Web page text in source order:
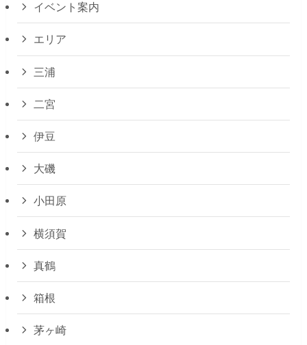
イベント案内
エリア
三浦
二宮
伊豆
大磯
小田原
横須賀
真鶴
箱根
茅ヶ崎